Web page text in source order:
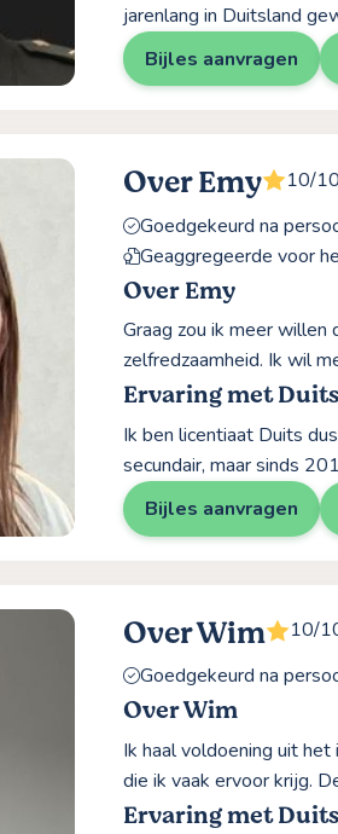
jarenlang in Duitsland
Bijles aanvragen
Over Emy 10/10
Goedgekeurd na
Geaggregeerde voor
Over Emy
Graag zou ik meer willen
zelfredzaamheid. Ik wil
Ervaring met Duits
Ik ben licentiaat Duits
secundair, maar sinds
Bijles aanvragen
Over Wim 10/
Goedgekeurd na
Over Wim
Ik haal voldoening uit
die ik vaak ervoor krijg.
Ervaring met Duits